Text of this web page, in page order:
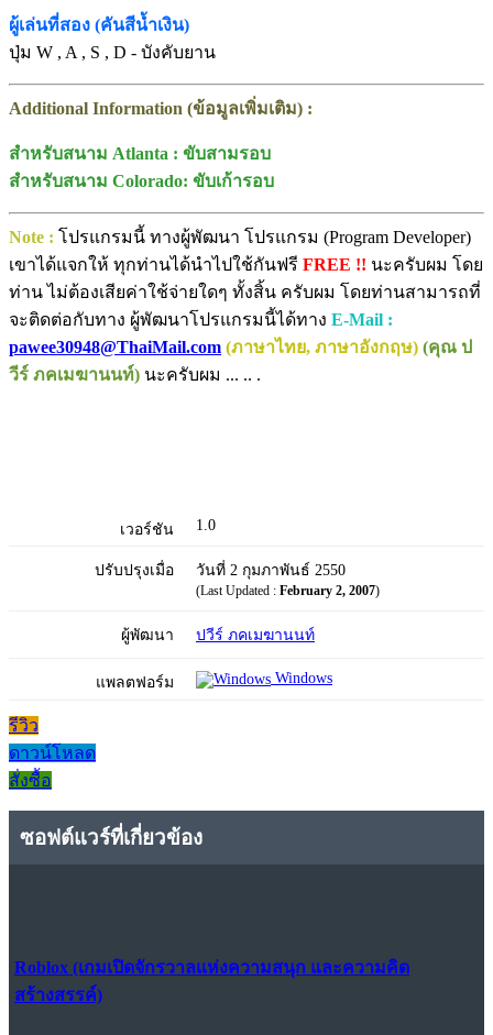
ผู้เล่นที่สอง (คันสีน้ำเงิน)
ปุ่ม W , A , S , D - บังคับยาน
Additional Information (ข้อมูลเพิ่มเติม) :
สำหรับสนาม Atlanta : ขับสามรอบ
สำหรับสนาม Colorado: ขับเก้ารอบ
Note : โปรแกรมนี้ ทางผู้พัฒนา โปรแกรม (Program Developer)
เขาได้แจกให้ ทุกท่านได้นำไปใช้กันฟรี FREE !! นะครับผม โดย
ท่าน ไม่ต้องเสียค่าใช้จ่ายใดๆ ทั้งสิ้น ครับผม โดยท่านสามารถที่
จะติดต่อกับทาง ผู้พัฒนาโปรแกรมนี้ได้ทาง E-Mail :
pawee30948@ThaiMail.com (ภาษาไทย, ภาษาอังกฤษ) (คุณ ป
วีร์ ภคเมฆานนท์) นะครับผม ... .. .
เวอร์ชัน 1.0
ปรับปรุงเมื่อ วันที่ 2 กุมภาพันธ์ 2550
(Last Updated : February 2, 2007)
ผู้พัฒนา ปวีร์ ภคเมฆานนท์
แพลตฟอร์ม Windows
รีวิว
ดาวน์โหลด
สั่งซื้อ
ซอฟต์แวร์ที่เกี่ยวข้อง
Roblox (เกมเปิดจักรวาลแห่งความสนุก และความคิด
สร้างสรรค์)